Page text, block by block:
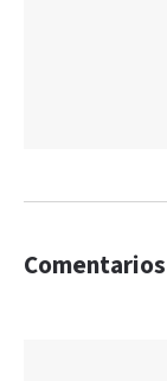
Comentarios